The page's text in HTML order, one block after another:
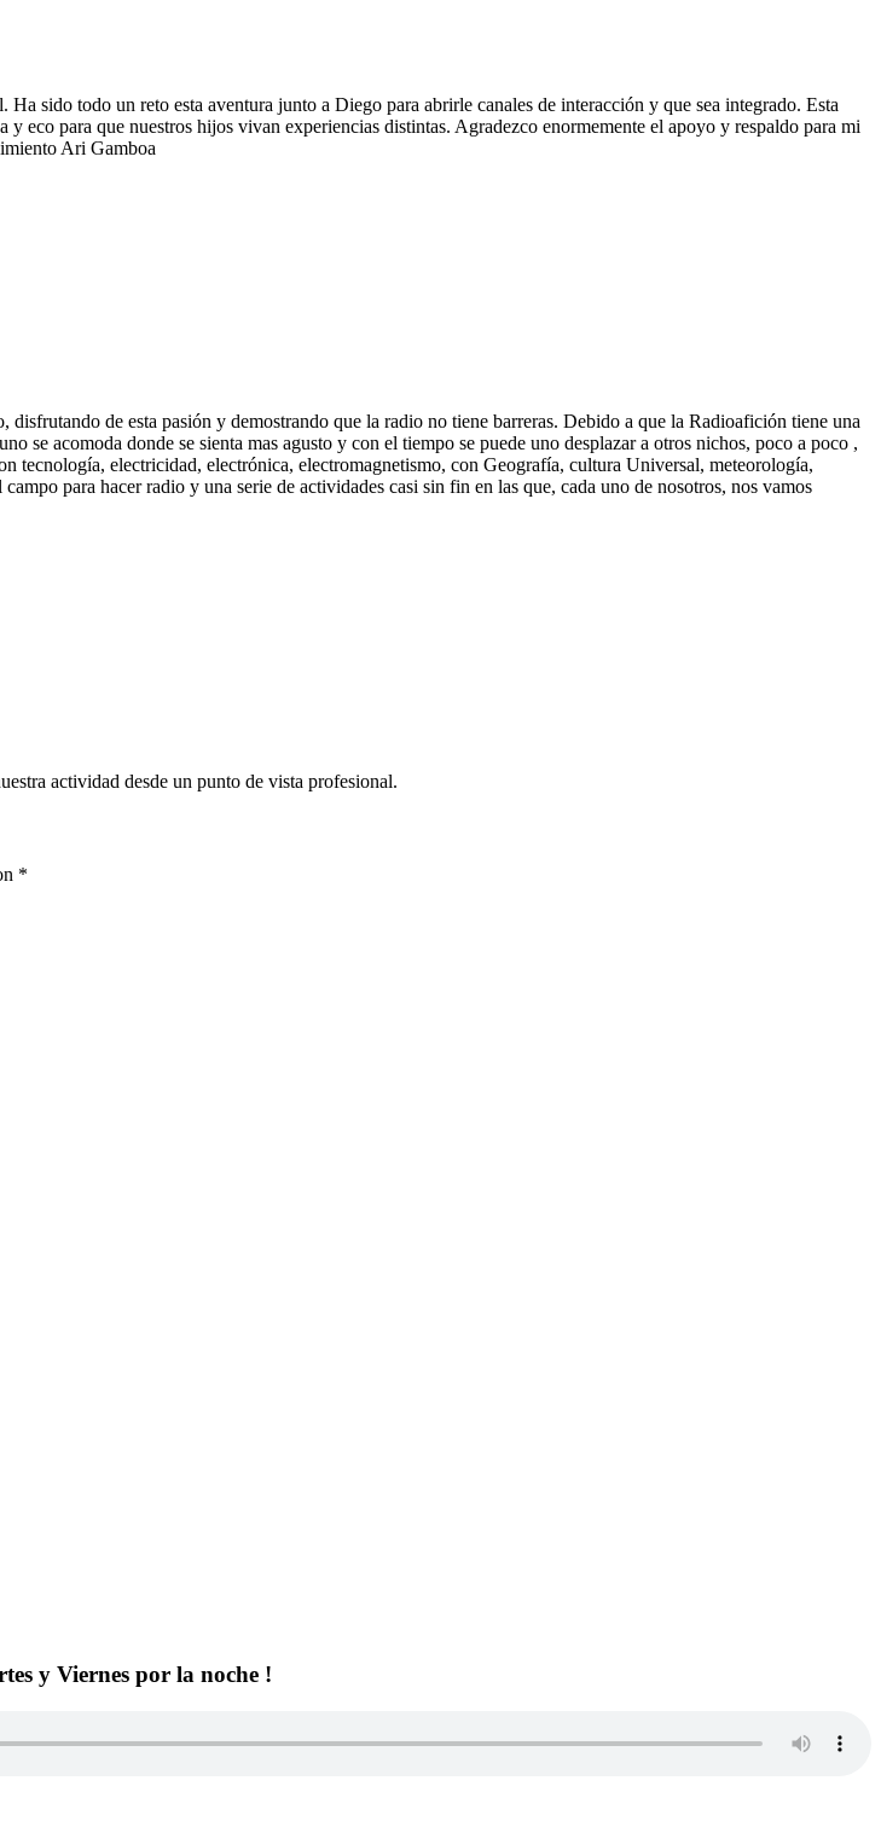
sido todo un reto esta aventura junto a Diego para abrirle canales de interacción y que sea integrado. Esta
eco para que nuestros hijos vivan experiencias distintas. Agradezco enormemente el apoyo y respaldo para mi
Ari Gamboa
de esta pasión y demostrando que la radio no tiene barreras. Debido a que la Radioafición tiene una
se acomoda donde se sienta mas agusto y con el tiempo se puede uno desplazar a otros nichos, poco a poco ,
tecnología, electricidad, electrónica, electromagnetismo, con Geografía, cultura Universal, meteorología,
para hacer radio y una serie de actividades casi sin fin en las que, cada uno de nosotros, nos vamos
actividad desde un punto de vista profesional.
*
y Viernes por la noche !